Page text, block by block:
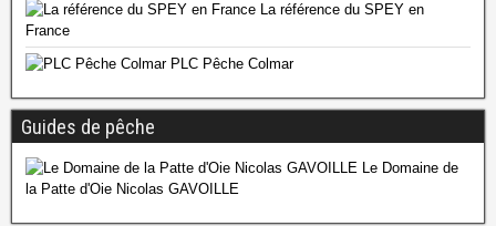
La référence du SPEY en
France
PLC Pêche Colmar
Guides de pêche
Le Domaine de
la Patte d'Oie Nicolas GAVOILLE